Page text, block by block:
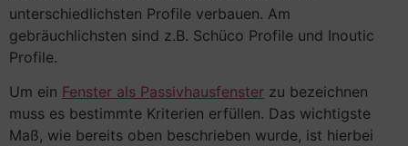
unterschiedlichsten Profile verbauen. Am
gebräuchlichsten sind z.B. Schüco Profile und Inoutic
Profile.
Um ein Fenster als Passivhausfenster zu bezeichnen
muss es bestimmte Kriterien erfüllen. Das wichtigste
Maß, wie bereits oben beschrieben wurde, ist hierbei